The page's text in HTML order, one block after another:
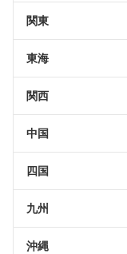
関東
東海
関西
中国
四国
九州
沖縄